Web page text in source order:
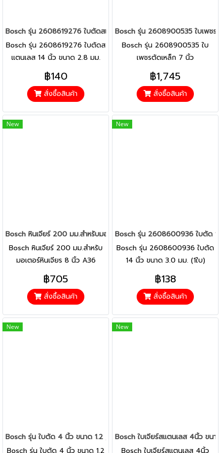
Bosch รุ่น 2608619276 ใบตัดสแตนเลส 14 นิ้ว ขนาด 2.8 มม.
Bosch รุ่น 2608619276 ใบตัดส
แตนเลส 14 นิ้ว ขนาด 2.8 มม.
(Expert for HeavyMetal) (1ใบ)
฿140
สั่งซื้อสินค้า
Bosch รุ่น 2608900535 ใบเพชร
Bosch รุ่น 2608900535 ใบ
เพชรตัดเหล็ก 7 นิ้ว
180x22.23mm diamond metal
wheel : EXPERT
฿1,745
สั่งซื้อสินค้า
New
Bosch หินเจียร์ 200 มม.สำหรับมอเตอร์หินเจียร 8 นิ้ว A36
Bosch หินเจียร์ 200 มม.สำหรับ
มอเตอร์หินเจียร 8 นิ้ว A36
฿705
สั่งซื้อสินค้า
New
Bosch รุ่น 2608600936 ใบตัด
Bosch รุ่น 2608600936 ใบตัด
14 นิ้ว ขนาด 3.0 มม. (1ใบ)
฿138
สั่งซื้อสินค้า
New
Bosch รุ่น ใบตัด 4 นิ้ว ขนาด 1.2 , 2.5 มม. (2608600266 -
Bosch รุ่น ใบตัด 4 นิ้ว ขนาด 1.2
New
Bosch ใบเจียร์สแตนเลส 4นิ้ว ข
Bosch ใบเจียร์สแตนเลส 4นิ้ว